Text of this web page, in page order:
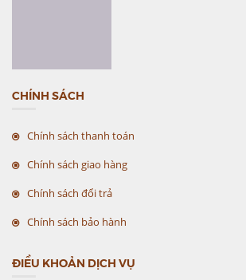
CHÍNH SÁCH
Chính sách thanh toán
Chính sách giao hàng
Chính sách đổi trả
Chính sách bảo hành
ĐIỀU KHOẢN DỊCH VỤ